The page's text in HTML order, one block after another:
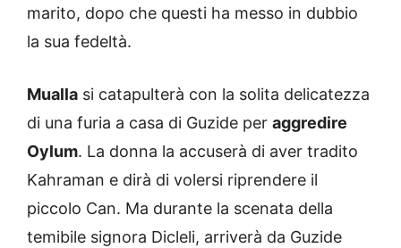
marito, dopo che questi ha messo in dubbio
la sua fedeltà.
Mualla si catapulterà con la solita delicatezza
di una furia a casa di Guzide per aggredire
Oylum. La donna la accuserà di aver tradito
Kahraman e dirà di volersi riprendere il
piccolo Can. Ma durante la scenata della
temibile signora Dicleli, arriverà da Guzide